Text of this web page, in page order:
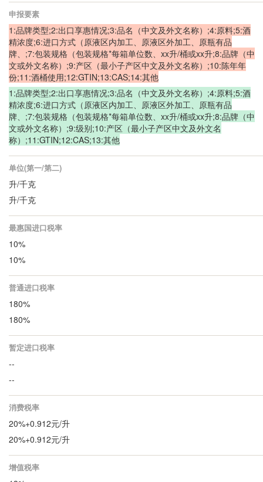
申报要素
1:品牌类型;2:出口享惠情况;3:品名（中文及外文名称）;4:原料;5:酒
精浓度;6:进口方式（原液区内加工、原液区外加工、原瓶有品
牌、;7:包装规格（包装规格*每箱单位数、xx升/桶或xx升;8:品牌（中
文或外文名称）;9:产区（最小子产区中文及外文名称）;10:陈年年
份;11:酒桶使用;12:GTIN;13:CAS;14:其他
1:品牌类型;2:出口享惠情况;3:品名（中文及外文名称）;4:原料;5:酒
精浓度;6:进口方式（原液区内加工、原液区外加工、原瓶有品
牌、;7:包装规格（包装规格*每箱单位数、xx升/桶或xx升;8:品牌（中
文或外文名称）;9:级别;10:产区（最小子产区中文及外文名
称）;11:GTIN;12:CAS;13:其他
单位(第一/第二)
升/千克
升/千克
最惠国进口税率
10%
10%
普通进口税率
180%
180%
暂定进口税率
--
--
消费税率
20%+0.912元/升
20%+0.912元/升
增值税率